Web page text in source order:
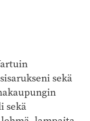
sekä
sekä